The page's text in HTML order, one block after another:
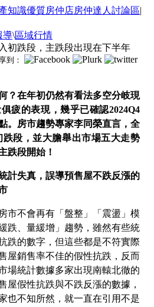
知識優質房仲店房仲達人 討論區|
導\區域行情
初跌段，主跌段出現在下半年
到：
？在年初仍然有看法多空分岐現
疲的表現，幾乎已確認2024Q4
。房市趨勢專家李同榮直言，全
跌段，並大膽舉出市場五大走勢
跌段開始！
計失真，誤導預售屋不跌反漲的
市不會再有「盤整」「震盪」模
跌、量緩增」趨勢，雖然有些統
跌的數字，但這些都是不符實際
屋銷售率不佳的假性抗跌，反而
場統計數據多家出現南轅北徹的
屋假性抗跌與不跌反漲的數據，
也不知所然，就一直在引用不是